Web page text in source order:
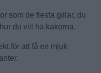
som de flesta gillar, du
du vill ha kakorna.
för att få en mjuk